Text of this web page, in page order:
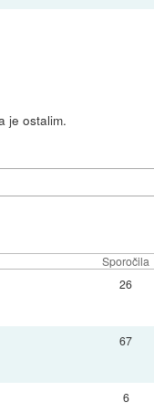
je ostalim.
Sporočila
26
67
6